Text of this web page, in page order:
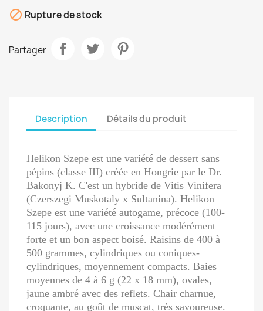
 Rupture de stock
Partager
Description Détails du produit
Helikon Szepe est une variété de dessert sans
pépins (classe III) créée en Hongrie par le Dr.
Bakonyj K. C'est un hybride de Vitis Vinifera
(Czerszegi Muskotaly x Sultanina). Helikon
Szepe est une variété autogame, précoce (100-
115 jours), avec une croissance modérément
forte et un bon aspect boisé. Raisins de 400 à
500 grammes, cylindriques ou coniques-
cylindriques, moyennement compacts. Baies
moyennes de 4 à 6 g (22 x 18 mm), ovales,
jaune ambré avec des reflets. Chair charnue,
croquante, au goût de muscat, très savoureuse.